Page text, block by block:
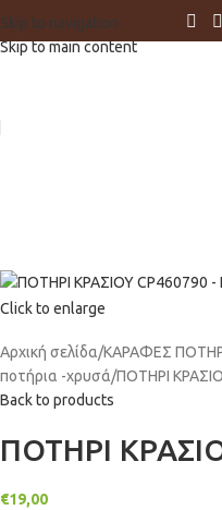
Skip to navigation
Skip to main content
Click to enlarge
Αρχική σελίδα ΚΑΡΑΦΕΣ
ποτήρια -χρυσά ΠΟΤΗΡΙ
Back to products
ΠΟΤΗΡΙ
€19,00